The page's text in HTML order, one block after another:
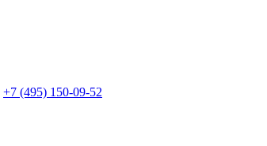
+7 (495) 150-09-52